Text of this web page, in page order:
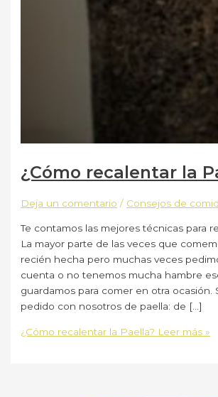
¿Cómo recalentar la
Deja un comentario / Consejos de
Te contamos las mejores técnicas para
La mayor parte de las veces que
recién hecha pero muchas veces
cuenta o no tenemos mucha hambre
guardamos para comer en otra ocasión.
pedido con nosotros de paella: de […]
¿Cómo recalentar la Paella? Leer más »